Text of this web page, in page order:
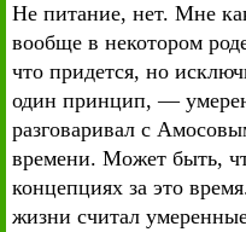
Не питание, нет. Мне
вообще в некотором
что придется, но
один принцип, —
разговаривал с
времени. Может быть,
концепциях за это
жизни считал